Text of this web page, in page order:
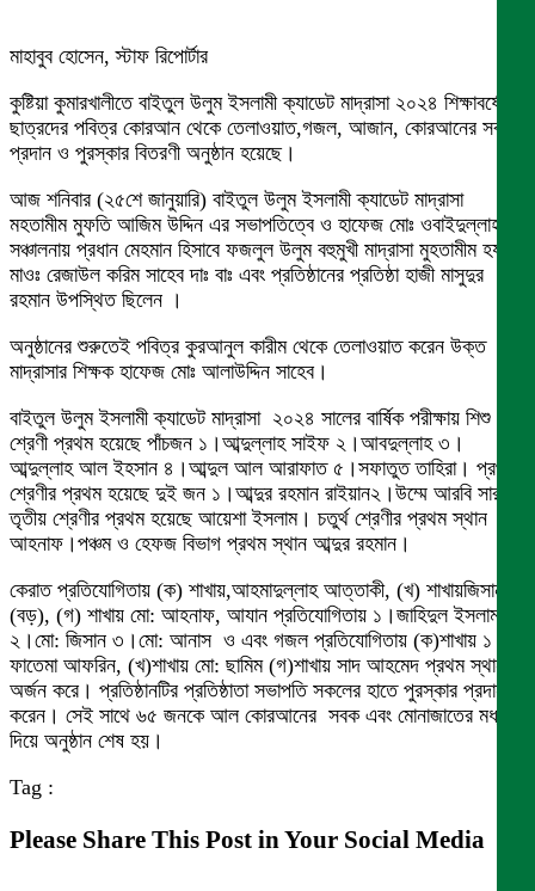
মাহাবুব হোসেন, স্টাফ রিপোর্টার
কুষ্টিয়া কুমারখালীতে বাইতুল উলুম ইসলামী ক্যাডেট মাদ্রাসা ২০২৪ শিক্ষাবর্ষের
ছাত্রদের পবিত্র কোরআন থেকে তেলাওয়াত,গজল, আজান, কোরআনের সবক
প্রদান ও পুরস্কার বিতরণী অনুষ্ঠান হয়েছে।
আজ শনিবার (২৫শে জানুয়ারি) বাইতুল উলুম ইসলামী ক্যাডেট মাদ্রাসা
মহতামীম মুফতি আজিম উদ্দিন এর সভাপতিত্বে ও হাফেজ মোঃ ওবাইদুল্লাহ
সঞ্চালনায় প্রধান মেহমান হিসাবে ফজলুল উলুম বহুমুখী মাদ্রাসা মুহতামীম হযরত
মাওঃ রেজাউল করিম সাহেব দাঃ বাঃ এবং প্রতিষ্ঠানের প্রতিষ্ঠা হাজী মাসুদুর
রহমান উপস্থিত ছিলেন ।
অনুষ্ঠানের শুরুতেই পবিত্র কুরআনুল কারীম থেকে তেলাওয়াত করেন উক্ত
মাদ্রাসার শিক্ষক হাফেজ মোঃ আলাউদ্দিন সাহেব।
বাইতুল উলুম ইসলামী ক্যাডেট মাদ্রাসা ২০২৪ সালের বার্ষিক পরীক্ষায় শিশু
শ্রেণী প্রথম হয়েছে পাঁচজন ১।আব্দুল্লাহ সাইফ ২।আবদুল্লাহ ৩।
আব্দুল্লাহ আল ইহসান ৪।আব্দুল আল আরাফাত ৫।সফাতুত তাহিরা। প্রথম
শ্রেণীর প্রথম হয়েছে দুই জন ১।আব্দুর রহমান রাইয়ান২।উম্মে আরবি সারা।
তৃতীয় শ্রেণীর প্রথম হয়েছে আয়েশা ইসলাম। চতুর্থ শ্রেণীর প্রথম স্থান
আহনাফ।পঞ্চম ও হেফজ বিভাগ প্রথম স্থান আব্দুর রহমান।
কেরাত প্রতিযোগিতায় (ক) শাখায়,আহমাদুল্লাহ আত্তাকী, (খ) শাখায়জিসান
(বড়), (গ) শাখায় মো: আহনাফ, আযান প্রতিযোগিতায় ১।জাহিদুল ইসলাম
২।মো: জিসান ৩।মো: আনাস ও এবং গজল প্রতিযোগিতায় (ক)শাখায় ১।
ফাতেমা আফরিন, (খ)শাখায় মো: ছামিম (গ)শাখায় সাদ আহমেদ প্রথম স্থান
অর্জন করে। প্রতিষ্ঠানটির প্রতিষ্ঠাতা সভাপতি সকলের হাতে পুরস্কার প্রদান
করেন। সেই সাথে ৬৫ জনকে আল কোরআনের সবক এবং মোনাজাতের মধ্য
দিয়ে অনুষ্ঠান শেষ হয়।
Tag :
Please Share This Post in Your Social Media